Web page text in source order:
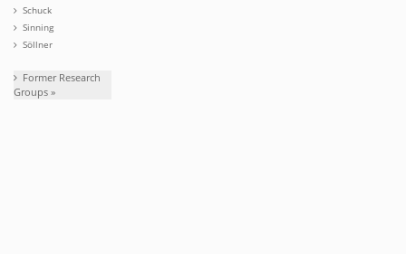
Schuck
Sinning
Söllner
Former Research
Groups »